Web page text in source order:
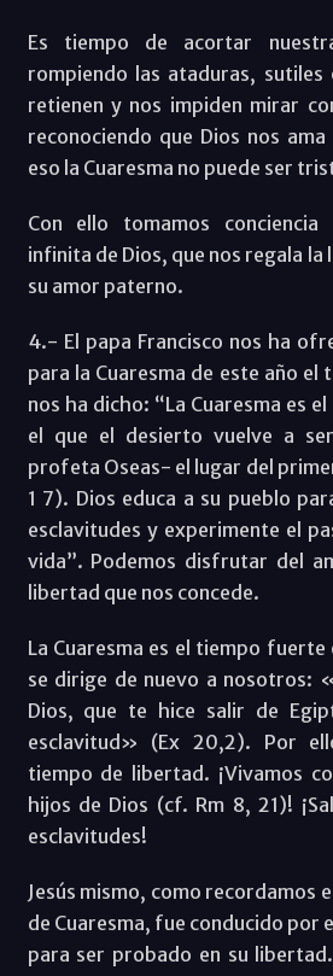
Es tiempo de acortar
rompiendo las ataduras, sutiles
retienen y nos impiden mirar
reconociendo que Dios nos
eso la Cuaresma no puede ser
Con ello tomamos
infinita de Dios, que nos regala
su amor paterno.
4.- El papa Francisco nos ha
para la Cuaresma de este año el
nos ha dicho: “La Cuaresma es
el que el desierto vuelve a
profeta Oseas- el lugar del
1 7). Dios educa a su pueblo
esclavitudes y experimente el
vida”. Podemos disfrutar del
libertad que nos concede.
La Cuaresma es el tiempo fuerte
se dirige de nuevo a nosotros:
Dios, que te hice salir de
esclavitud» (Ex 20,2). Por
tiempo de libertad. ¡Vivamos
hijos de Dios (cf. Rm 8, 21)!
esclavitudes!
Jesús mismo, como recordamos
de Cuaresma, fue conducido por
para ser probado en su